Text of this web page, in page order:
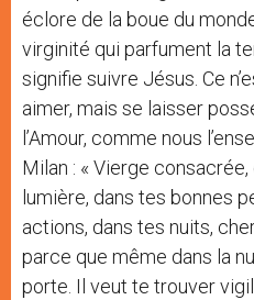
éclore de la boue du
virginité qui parfument la
signifie suivre Jésus. Ce
aimer, mais se laisser
l’Amour, comme nous
Milan : « Vierge
lumière, dans tes bonnes
actions, dans tes nuits,
parce que même dans la
porte. Il veut te trouver